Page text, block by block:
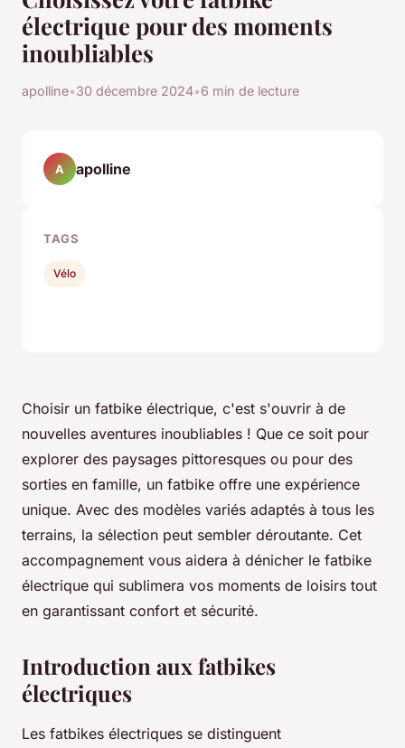
électrique pour des moments
inoubliables
apolline•30 décembre 2024•6 min de lecture
Choisir un fatbike électrique, c'est s'ouvrir à de
nouvelles aventures inoubliables ! Que ce soit pour
explorer des paysages pittoresques ou pour des
sorties en famille, un fatbike offre une expérience
unique. Avec des modèles variés adaptés à tous les
terrains, la sélection peut sembler déroutante. Cet
accompagnement vous aidera à dénicher le fatbike
électrique qui sublimera vos moments de loisirs tout
en garantissant confort et sécurité.
Introduction aux fatbikes
électriques
Les fatbikes électriques se distinguent
A apolline
TAGS
Vélo